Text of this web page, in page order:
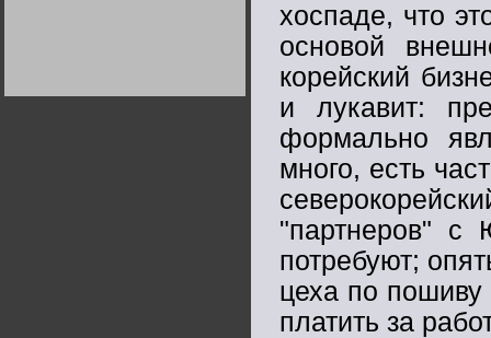
хоспаде, что
основой
корейский
и лукавит:
формально
много, есть
"партнеров" с
потребуют;
цеха по
платить за